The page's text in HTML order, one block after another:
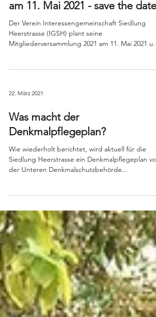
am 11. Mai 2021 - save the date
Der Verein Interessengemeinschaft Siedlung
Heerstrasse (IGSH) plant seine
Mitgliederversammlung 2021 am 11. Mai 2021 um
22. März 2021
Was macht der
Denkmalpflegeplan?
Wie wiederholt berichtet, wird aktuell für die
Siedlung Heerstrasse ein Denkmalpflegeplan von
der Unteren Denkmalschutzbehörde...